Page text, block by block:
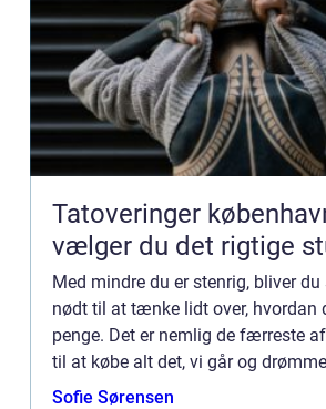
Tatoveringer københavn
vælger du det rigtige
Med mindre du er stenrig, bliver
nødt til at tænke lidt over, hvordan
penge. Det er nemlig de færreste
til at købe alt det, vi går og
større ting som hus, sommerhus,
Sofie Sørensen